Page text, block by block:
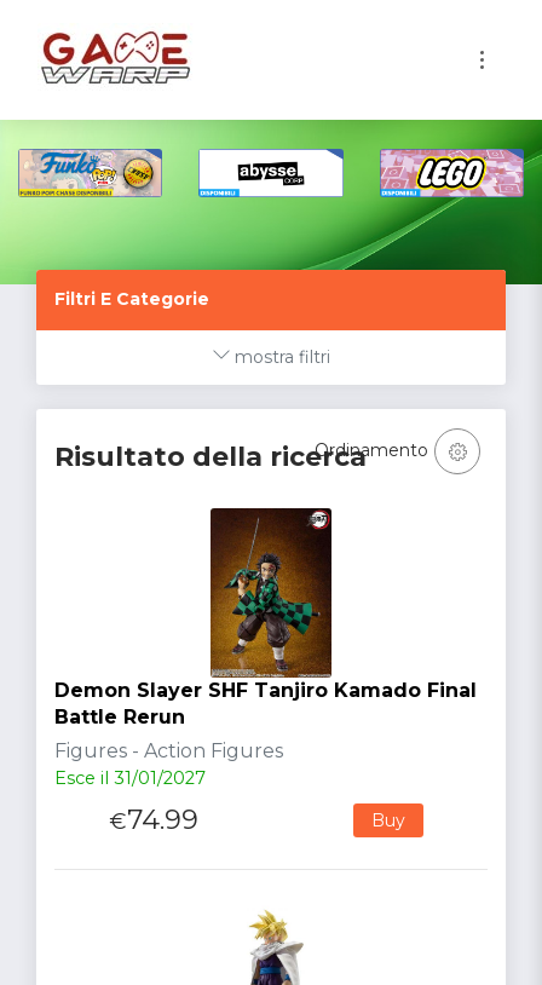
Filtri E Categorie
mostra filtri
Risultato della ricercaOrdinamento
Demon Slayer SHF Tanjiro Kamado Final
Battle Rerun
Figures - Action Figures
Esce il 31/01/2027
€74.99 Buy